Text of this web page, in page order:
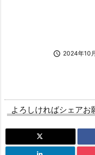
 2024年10
よろしければシェアお